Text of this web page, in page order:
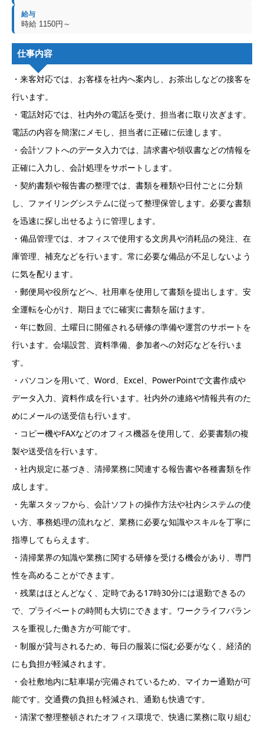
給与
時給 1150円～
仕事内容
・来客対応では、お客様を社内へ案内し、お茶出しなどの接客を
行います。
・電話対応では、社内外の電話を受け、担当者に取り次ぎます。
電話の内容を簡潔にメモし、担当者に正確に伝達します。
・会計ソフトへのデータ入力では、請求書や領収書などの情報を
正確に入力し、会計処理をサポートします。
・契約書類や報告書の整理では、書類を種類や日付ごとに分類
し、ファイリングシステムに従って整理保管します。必要な書類
を迅速に探し出せるように管理します。
・備品管理では、オフィスで使用する文房具や消耗品の発注、在
庫管理、補充などを行います。常に必要な備品が不足しないよう
に気を配ります。
・郵便局や役所などへ、社用車を使用して書類を提出します。安
全運転を心がけ、期日までに確実に書類を届けます。
・年に数回、土曜日に開催される研修の準備や運営のサポートを
行います。会場設営、資料準備、参加者への対応などを行いま
す。
・パソコンを用いて、Word、Excel、PowerPointで文書作成や
データ入力、資料作成を行います。社内外の連絡や情報共有のた
めにメールの送受信も行います。
・コピー機やFAXなどのオフィス機器を使用して、必要書類の複
製や送受信を行います。
・社内規定に基づき、清掃業務に関連する報告書や各種書類を作
成します。
・先輩スタッフから、会計ソフトの操作方法や社内システムの使
い方、事務処理の流れなど、業務に必要な知識やスキルを丁寧に
指導してもらえます。
・清掃業界の知識や業務に関する研修を受ける機会があり、専門
性を高めることができます。
・残業はほとんどなく、定時である17時30分には退勤できるの
で、プライベートの時間も大切にできます。ワークライフバラン
スを重視した働き方が可能です。
・制服が貸与されるため、毎日の服装に悩む必要がなく、経済的
にも負担が軽減されます。
・会社敷地内に駐車場が完備されているため、マイカー通勤が可
能です。交通費の負担も軽減され、通勤も快適です。
・清潔で整理整頓されたオフィス環境で、快適に業務に取り組む